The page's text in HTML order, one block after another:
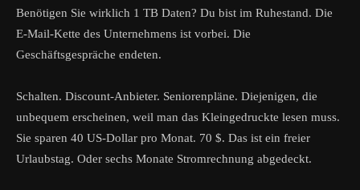
Benötigen Sie wirklich 1 TB Daten? Du bist im Ruhestand. Die
E-Mail-Kette des Unternehmens ist vorbei. Die
Geschäftsgespräche endeten.
Schalten. Discount-Anbieter. Seniorenpläne. Diejenigen, die
unbequem erscheinen, weil man das Kleingedruckte lesen muss.
Sie sparen 40 US-Dollar pro Monat. 70 $. Das ist ein freier
Urlaubstag. Oder sechs Monate Stromrechnung abgedeckt.